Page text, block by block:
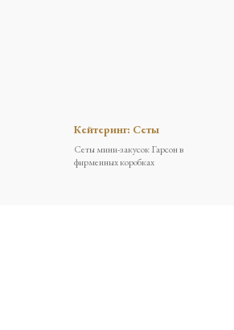
Кейтеринг: Сеты
Сеты мини-закусок Гарсон в
фирменных коробках